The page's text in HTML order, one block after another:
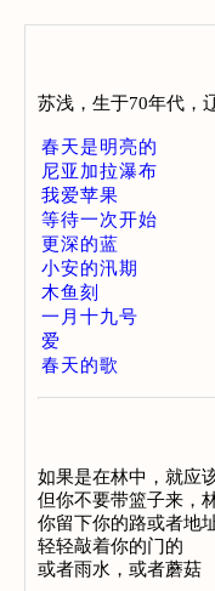
苏浅，生于70年代，
春天是明亮的
尼亚加拉瀑布
我爱苹果
等待一次开始
更深的蓝
小安的汛期
木鱼刻
一月十九号
爱
春天的歌
如果是在林中，就应
但你不要带篮子来，
你留下你的路或者地
轻轻敲着你的门的
或者雨水，或者蘑菇